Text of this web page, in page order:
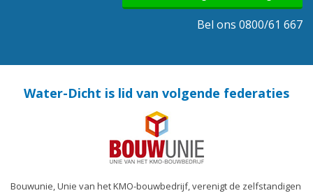
Bel ons 0800/61 667
Water-Dicht is lid van volgende federaties
Bouwunie, Unie van het KMO-bouwbedrijf, verenigt de zelfstandigen